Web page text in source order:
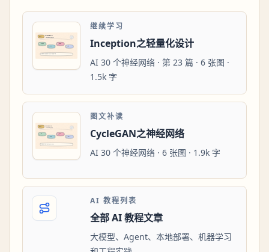
继续学习
Inception之轻量化设计
AI 30 个神经网络 · 第 23 篇 · 6 张图 ·
1.5k 字
图文补读
CycleGAN之神经网络
AI 30 个神经网络 · 6 张图 · 1.9k 字
AI 教程列表
全部 AI 教程文章
大模型、Agent、本地部署、机器学习